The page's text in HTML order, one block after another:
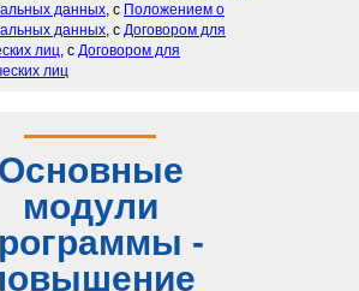
данных, с Положением о
данных, с Договором для
лиц, с Договором для
лиц
Основные
модули
-